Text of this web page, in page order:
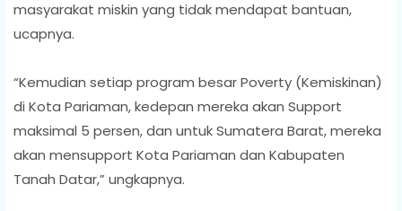
masyarakat miskin yang tidak mendapat bantuan,
ucapnya.
“Kemudian setiap program besar Poverty (Kemiskinan)
di Kota Pariaman, kedepan mereka akan Support
maksimal 5 persen, dan untuk Sumatera Barat, mereka
akan mensupport Kota Pariaman dan Kabupaten
Tanah Datar,” ungkapnya.